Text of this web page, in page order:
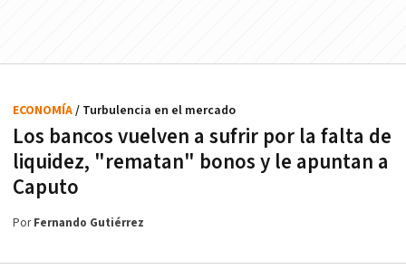
Los bancos vuelven a sufrir por la falta de
liquidez, "rematan" bonos y le apuntan a
Caputo
ECONOMÍA/ Turbulencia en el mercado
PorFernando Gutiérrez